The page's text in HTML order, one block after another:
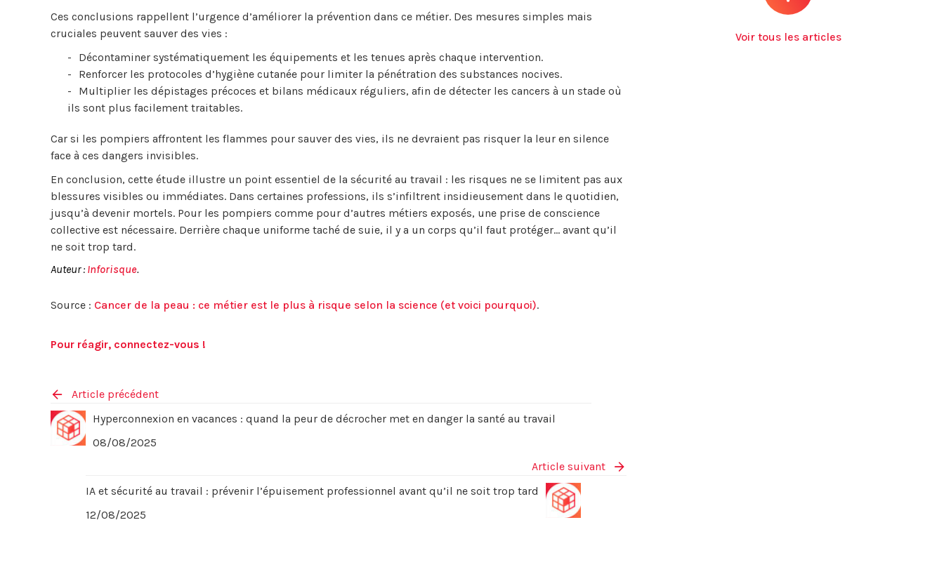
Ces conclusions rappellent l’urgence d’améliorer la prévention dans ce métier. Des mesures simples mais
cruciales peuvent sauver des vies :
Décontaminer systématiquement les équipements et les tenues après chaque intervention.
Renforcer les protocoles d’hygiène cutanée pour limiter la pénétration des substances nocives.
Multiplier les dépistages précoces et bilans médicaux réguliers, afin de détecter les cancers à un stade où
ils sont plus facilement traitables.
Car si les pompiers affrontent les flammes pour sauver des vies, ils ne devraient pas risquer la leur en silence
face à ces dangers invisibles.
En conclusion, cette étude illustre un point essentiel de la sécurité au travail : les risques ne se limitent pas aux
blessures visibles ou immédiates. Dans certaines professions, ils s’infiltrent insidieusement dans le quotidien,
jusqu’à devenir mortels. Pour les pompiers comme pour d’autres métiers exposés, une prise de conscience
collective est nécessaire. Derrière chaque uniforme taché de suie, il y a un corps qu’il faut protéger… avant qu’il
ne soit trop tard.
Auteur : Inforisque.
Source : Cancer de la peau : ce métier est le plus à risque selon la science (et voici pourquoi).
Pour réagir, connectez-vous !
Article précédent
Hyperconnexion en vacances : quand la peur de décrocher met en danger la santé au travail
08/08/2025
Article suivant
IA et sécurité au travail : prévenir l’épuisement professionnel avant qu’il ne soit trop tard
12/08/2025
Voir tous les articles